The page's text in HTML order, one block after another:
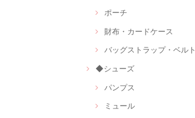
ポーチ
財布・カードケース
バッグストラップ・ベルト
◆シューズ
パンプス
ミュール